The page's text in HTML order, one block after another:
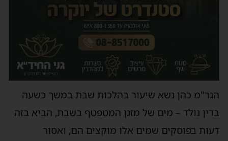
הגר"מ כהן נשא שיעור בהלכות שבת במשך כשעה
בדין נולד – מים של מזגן המטפטף בשבת, הביא בזה
דעות בפוסקים שמים אלו מוקצים הם, ואסור